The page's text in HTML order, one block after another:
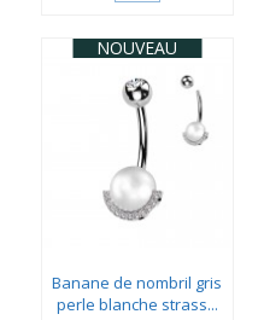
NOUVEAU
Banane de nombril gris
perle blanche strass...